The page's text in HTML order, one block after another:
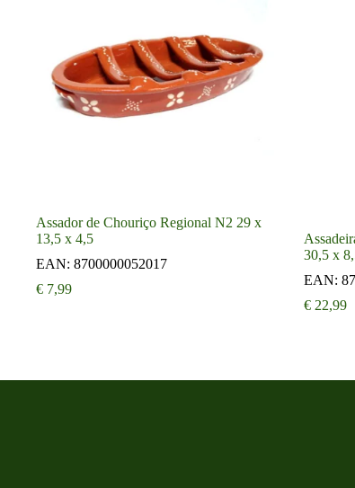
Assador de Chouriço Regional N2 29 x
13,5 x 4,5
EAN: 8700000052017
€ 7,99
30,5 x
EAN:
€22,99